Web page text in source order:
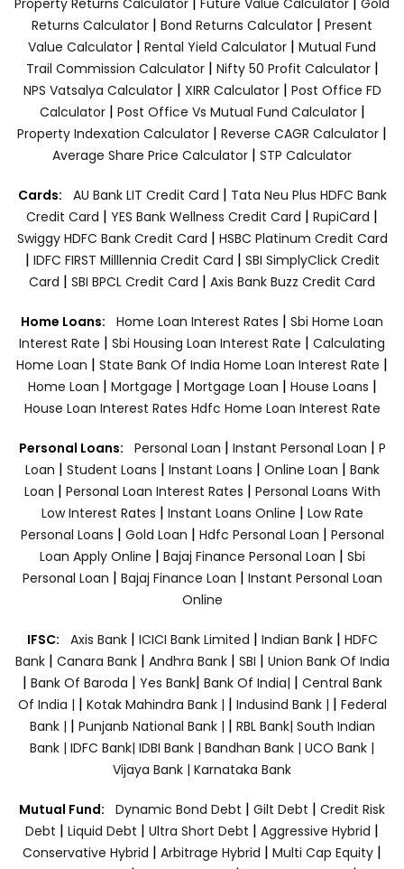
Returns Calculator | Bond Returns Calculator | Present
Value Calculator | Rental Yield Calculator | Mutual Fund
Trail Commission Calculator| Nifty 50 Profit Calculator|
NPS Vatsalya Calculator| XIRR Calculator| Post Office FD
Calculator| Post Office Vs Mutual Fund Calculator|
Property Indexation Calculator | Reverse CAGR Calculator |
Average Share Price Calculator | STP Calculator
Cards: AU Bank LIT Credit Card | Tata Neu Plus HDFC Bank
Credit Card | YES Bank Wellness Credit Card | RupiCard |
Swiggy HDFC Bank Credit Card | HSBC Platinum Credit Card
| IDFC FIRST Milllennia Credit Card | SBI SimplyClick Credit
Card | SBI BPCL Credit Card | Axis Bank Buzz Credit Card
Home Loans: Home Loan Interest Rates | Sbi Home Loan
Interest Rate | Sbi Housing Loan Interest Rate | Calculating
Home Loan | State Bank Of India Home Loan Interest Rate |
Home Loan | Mortgage | Mortgage Loan | House Loans |
House Loan Interest Rates Hdfc Home Loan Interest Rate
Personal Loans: Personal Loan | Instant Personal Loan | P
Loan | Student Loans | Instant Loans | Online Loan | Bank
Loan | Personal Loan Interest Rates | Personal Loans With
Low Interest Rates | Instant Loans Online | Low Rate
Personal Loans | Gold Loan | Hdfc Personal Loan | Personal
Loan Apply Online | Bajaj Finance Personal Loan | Sbi
Personal Loan | Bajaj Finance Loan | Instant Personal Loan
Online
IFSC: Axis Bank | ICICI Bank Limited | Indian Bank | HDFC
Bank| Canara Bank | Andhra Bank| SBI | Union Bank Of India
| Bank Of Baroda | Yes Bank| Bank Of India| | Central Bank
Of India | | Kotak Mahindra Bank | | Indusind Bank | | Federal
Bank | | Punjanb National Bank | | RBL Bank| South Indian
Bank | IDFC Bank| IDBI Bank | Bandhan Bank | UCO Bank |
Vijaya Bank | Karnataka Bank
Mutual Fund: Dynamic Bond Debt | Gilt Debt | Credit Risk
Debt | Liquid Debt | Ultra Short Debt | Aggressive Hybrid |
Conservative Hybrid | Arbitrage Hybrid | Multi Cap Equity |